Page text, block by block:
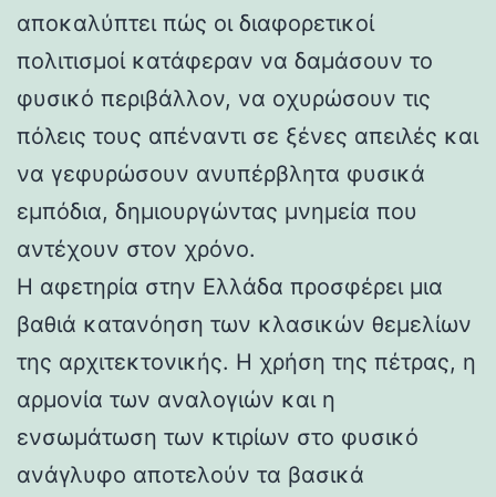
αποκαλύπτει πώς οι διαφορετικοί
πολιτισμοί κατάφεραν να δαμάσουν το
φυσικό περιβάλλον, να οχυρώσουν τις
πόλεις τους απέναντι σε ξένες απειλές και
να γεφυρώσουν ανυπέρβλητα φυσικά
εμπόδια, δημιουργώντας μνημεία που
αντέχουν στον χρόνο.
Η αφετηρία στην Ελλάδα προσφέρει μια
βαθιά κατανόηση των κλασικών θεμελίων
της αρχιτεκτονικής. Η χρήση της πέτρας, η
αρμονία των αναλογιών και η
ενσωμάτωση των κτιρίων στο φυσικό
ανάγλυφο αποτελούν τα βασικά